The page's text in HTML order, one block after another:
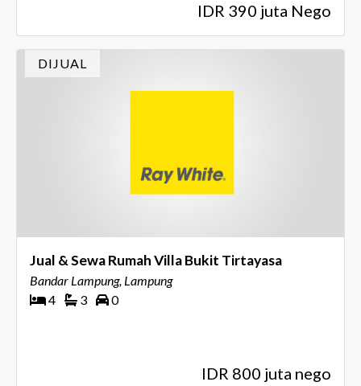
IDR 390 juta Nego
DIJUAL
Jual & Sewa Rumah Villa Bukit Tirtayasa
Bandar Lampung, Lampung
4
3 0
IDR 800 juta nego